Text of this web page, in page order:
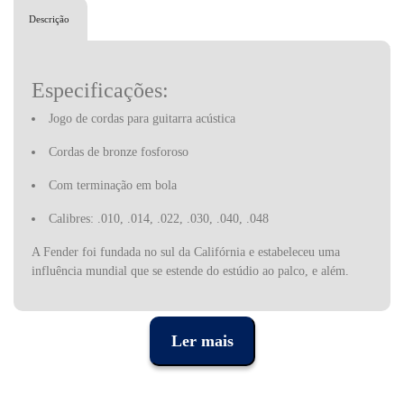
Descrição
Especificações:
Jogo de cordas para guitarra acústica
Cordas de bronze fosforoso
Com terminação em bola
Calibres: .010, .014, .022, .030, .040, .048
A Fender foi fundada no sul da Califórnia e estabeleceu uma
influência mundial que se estende do estúdio ao palco, e além.
usaram instrumentos, amplificadores e equipamentos Fender,
tornando a empresa não apenas uma líder da indústria, mas
também um símbolo cultural de alcance mundial. Quase sete
décadas desde que o fundador Leo Fender construiu sua primeira
Ler mais